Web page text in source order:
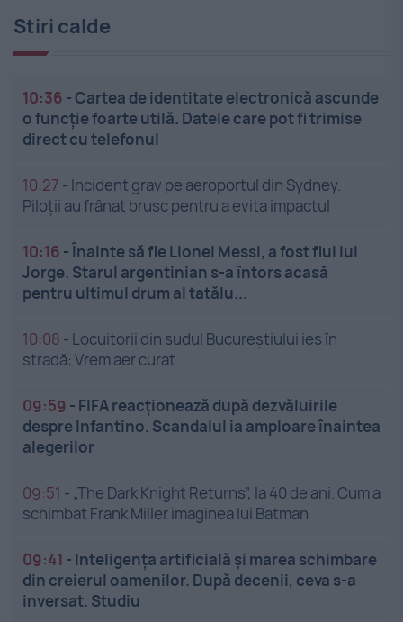
Stiri calde
10:36 -Cartea de identitate electronică ascunde
o funcție foarte utilă. Datele care pot fi trimise
direct cu telefonul
10:27 - Incident grav pe aeroportul din Sydney.
Piloții au frânat brusc pentru a evita impactul
10:16 -Înainte să fie Lionel Messi, a fost fiul lui
Jorge. Starul argentinian s-a întors acasă
pentru ultimul drum al tatălu...
10:08 - Locuitorii din sudul Bucureștiului ies în
stradă: Vrem aer curat
09:59 - FIFA reacționează după dezvăluirile
despre Infantino. Scandalul ia amploare înaintea
alegerilor
09:51 - „The Dark Knight Returns”, la 40 de ani. Cum a
schimbat Frank Miller imaginea lui Batman
09:41 - Inteligența artificială și marea schimbare
din creierul oamenilor. După decenii, ceva s-a
inversat. Studiu